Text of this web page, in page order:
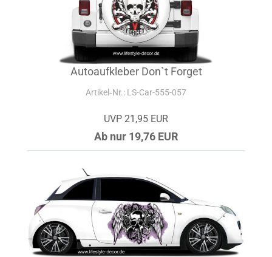
Autoaufkleber Don`t Forget
Artikel‑Nr.: LS-Car-555-057
UVP 21,95 EUR
Ab nur 19,76 EUR